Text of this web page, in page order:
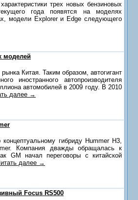
трех новых бензиновых
года появятся на моделях
модели Explorer и Edge следующего
моделей
Китая. Таким образом, автогигант
иностранного автопроизводителя
автомобилей в 2009 году. В 2010
далее →
гибриду Hummer H3,
Компания дважды обращалась к
GM начал переговоры с китайской
далее →
Focus RS500